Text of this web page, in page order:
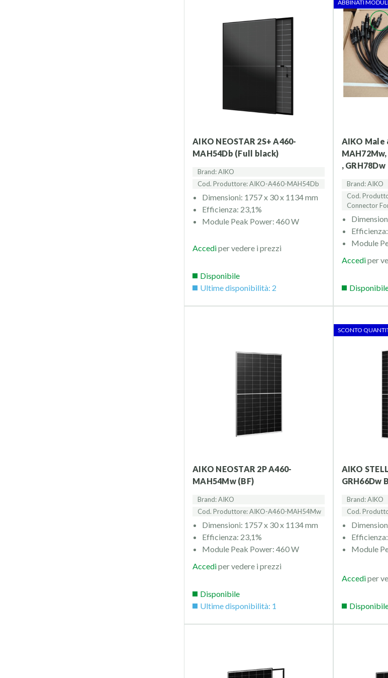
: Offriamo spedizioni veloci e precise per non rallentare i tuoi lavori.
: Il nostro team è sempre a disposizione per consigli tecnici e assistenza
Grazie alla nostra rete di distribuzione, garantiamo prezzi vantaggiosi per gli
Ordina i moduli fotovoltaici per il tuo prossimo progetto e affidati a un distributore di fiducia!
Contattaci per informazioni sui nostri moduli fotovoltaici e scopri tutte le soluzioni che possiamo offrirti
AIKO NEOSTAR 2S+ A460-
MAH54Db (Full black)
Brand: AIKO
Cod. Produttore: AIKO-A460-MAH54Db
Dimensioni: 1757 x 30 x 1134 mm
Efficienza: 23,1%
Module Peak Power: 460 W
Accediper vedere i prezzi
Disponibile
Ultime disponibilità: 2
ABBINATI
AIKO Male & Female Connector
MAH72Mw,
, GRH78Dw
Brand: AIKO
Cod.
Connector
Module
Accediper
AIKO NEOSTAR 2P A460-
MAH54Mw (BF)
Brand: AIKO
Cod. Produttore: AIKO-A460-MAH54Mw
Dimensioni: 1757 x 30 x 1134 mm
Efficienza: 23,1%
Module Peak Power: 460 W
Accediper vedere i prezzi
Disponibile
Ultime disponibilità: 1
SCONTO
AIKO STELLAR 1N+ A655-
GRH66Dw
Brand: AIKO
Cod.
Module
Accediper